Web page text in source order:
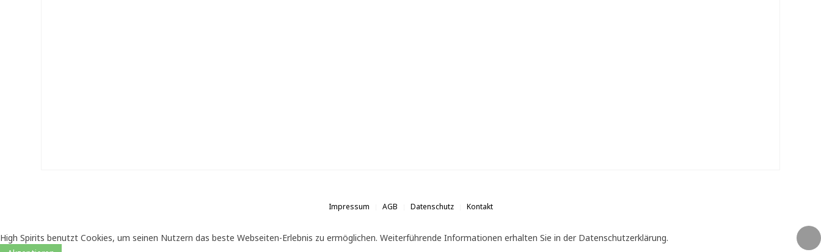
Impressum AGB Datenschutz Kontakt
High Spirits benutzt Cookies, um seinen Nutzern das beste Webseiten-Erlebnis zu ermöglichen. Weiterführende Informationen erhalten Sie in der Datenschutzerklärung.